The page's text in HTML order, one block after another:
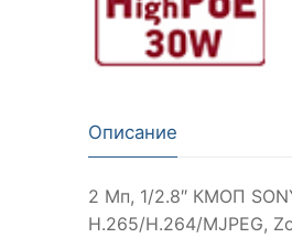
Описание
2 Мп, 1/2.8″ КМОП
H.265/H.264/MJPEG,